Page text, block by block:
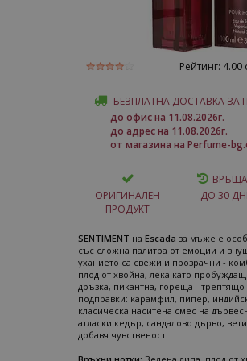
Рейтинг: 4.00
БЕЗПЛАТНА ДОСТАВКА ЗА
до офис на 11.08.2026г.
до адрес на 11.08.2026г.
от магазина на Perfume-
ОРИГИНАЛЕН
ПРОДУКТ
ДО 30
SENTIMENT на Escada за мъже е
със сложна палитра от емоции и
уханието са свежи и прозрачни -
плод от хвойна, лека като
дръзка, пикантна, гореща -
подправки: карамфил, пипер,
класическа наситена смес на
атласки кедър, сандалово дърво,
добавя чувственост.